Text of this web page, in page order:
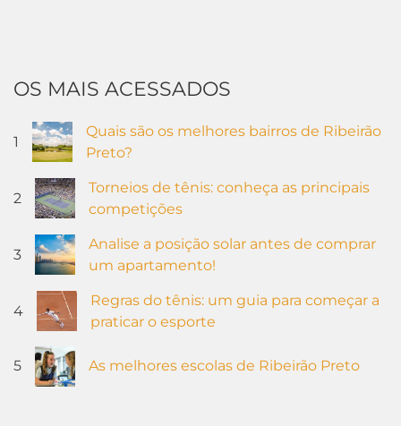
OS MAIS ACESSADOS
1
Quais são os melhores bairros de Ribeirão
Preto?
2
Torneios de tênis: conheça as principais
competições
3
Analise a posição solar antes de comprar
um apartamento!
4
Regras do tênis: um guia para começar a
praticar o esporte
5 As melhores escolas de Ribeirão Preto